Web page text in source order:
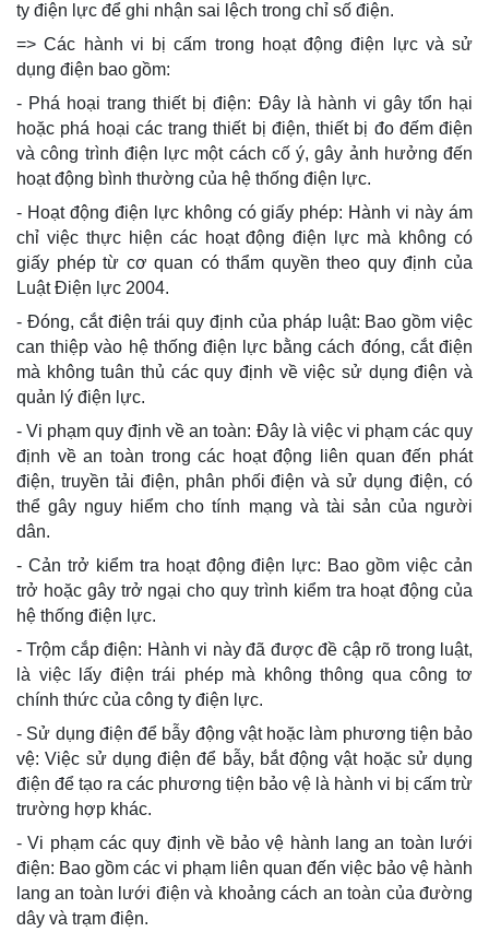
ty điện lực để ghi nhận sai lệch trong chỉ số điện.
=> Các hành vi bị cấm trong hoạt động điện lực và sử
dụng điện bao gồm:
- Phá hoại trang thiết bị điện: Đây là hành vi gây tổn hại
hoặc phá hoại các trang thiết bị điện, thiết bị đo đếm điện
và công trình điện lực một cách cố ý, gây ảnh hưởng đến
hoạt động bình thường của hệ thống điện lực.
- Hoạt động điện lực không có giấy phép: Hành vi này ám
chỉ việc thực hiện các hoạt động điện lực mà không có
giấy phép từ cơ quan có thẩm quyền theo quy định của
Luật Điện lực 2004.
- Đóng, cắt điện trái quy định của pháp luật: Bao gồm việc
can thiệp vào hệ thống điện lực bằng cách đóng, cắt điện
mà không tuân thủ các quy định về việc sử dụng điện và
quản lý điện lực.
- Vi phạm quy định về an toàn: Đây là việc vi phạm các quy
định về an toàn trong các hoạt động liên quan đến phát
điện, truyền tải điện, phân phối điện và sử dụng điện, có
thể gây nguy hiểm cho tính mạng và tài sản của người
dân.
- Cản trở kiểm tra hoạt động điện lực: Bao gồm việc cản
trở hoặc gây trở ngại cho quy trình kiểm tra hoạt động của
hệ thống điện lực.
- Trộm cắp điện: Hành vi này đã được đề cập rõ trong luật,
là việc lấy điện trái phép mà không thông qua công tơ
chính thức của công ty điện lực.
- Sử dụng điện để bẫy động vật hoặc làm phương tiện bảo
vệ: Việc sử dụng điện để bẫy, bắt động vật hoặc sử dụng
điện để tạo ra các phương tiện bảo vệ là hành vi bị cấm trừ
trường hợp khác.
- Vi phạm các quy định về bảo vệ hành lang an toàn lưới
điện: Bao gồm các vi phạm liên quan đến việc bảo vệ hành
lang an toàn lưới điện và khoảng cách an toàn của đường
dây và trạm điện.